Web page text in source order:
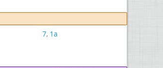
7, 1a